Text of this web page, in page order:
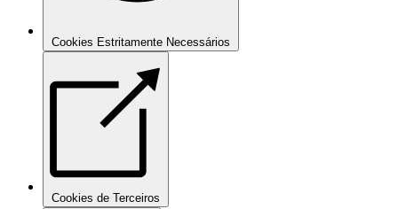
Cookies Estritamente Necessários
Cookies de Terceiros